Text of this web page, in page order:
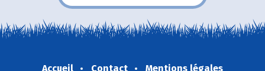
Accueil Contact
Mentions légales